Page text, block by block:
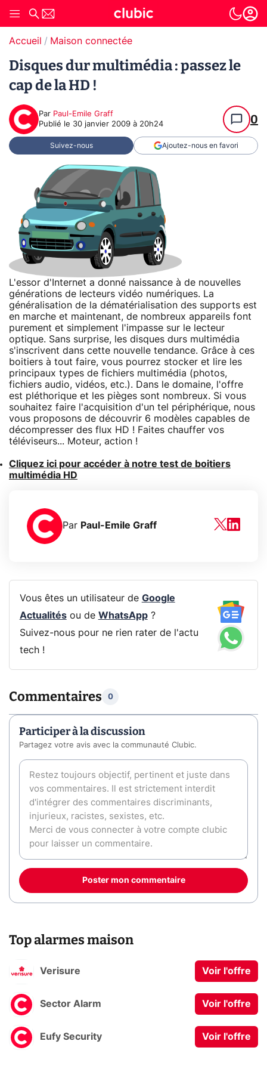
Accueil Maison connectée
Disques dur multimédia : passez le
cap de la HD !
Par Paul-Emile Graff
Publié le 30 janvier 2009 à 20h24 0
Suivez-nous Ajoutez-nous en favori
L'essor d'Internet a donné naissance à de nouvelles
générations de lecteurs vidéo numériques. La
généralisation de la dématérialisation des supports est
en marche et maintenant, de nombreux appareils font
purement et simplement l'impasse sur le lecteur
optique. Sans surprise, les disques durs multimédia
s'inscrivent dans cette nouvelle tendance. Grâce à ces
boitiers à tout faire, vous pourrez stocker et lire les
principaux types de fichiers multimédia (photos,
fichiers audio, vidéos, etc.). Dans le domaine, l'offre
est pléthorique et les pièges sont nombreux. Si vous
souhaitez faire l'acquisition d'un tel périphérique, nous
vous proposons de découvrir 6 modèles capables de
décompresser des flux HD ! Faites chauffer vos
téléviseurs... Moteur, action !
Cliquez ici pour accéder à notre test de boitiers
multimédia HD
Par Paul-Emile Graff
Vous êtes un utilisateur de Google
Actualitésou de WhatsApp?
Suivez-nous pour ne rien rater de l'actu
tech !
Commentaires 0
Participer à la discussion
Partagez votre avis avec la communauté Clubic.
Poster mon commentaire
Top alarmes maison
Verisure Voir l'offre
Sector Alarm Voir l'offre
Eufy Security Voir l'offre